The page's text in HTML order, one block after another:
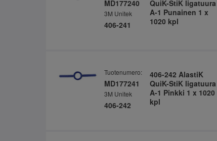
MD177240
3M Unitek
406-241
QuiK-StiK ligatuura
A-1 Punainen 1 x
1020 kpl
Tuotenumero:
MD177241
3M Unitek
406-242
406-242 AlastiK
QuiK-StiK ligatuura
A-1 Pinkki 1 x 1020
kpl